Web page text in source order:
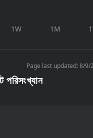
1W 1M
Page last updated: 8/9/